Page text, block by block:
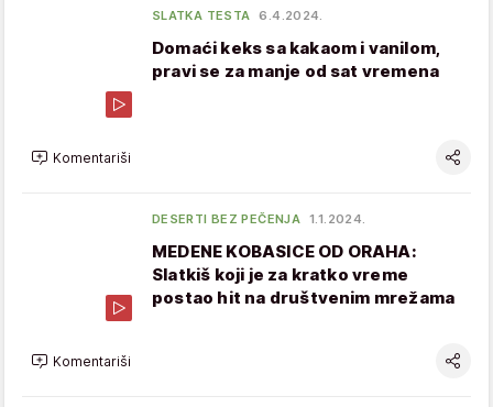
SLATKA TESTA 6.4.2024.
Domaći keks sa kakaom i vanilom,
pravi se za manje od sat vremena
Komentariši
DESERTI BEZ PEČENJA 1.1.2024.
MEDENE KOBASICE OD ORAHA:
Slatkiš koji je za kratko vreme
postao hit na društvenim mrežama
Komentariši